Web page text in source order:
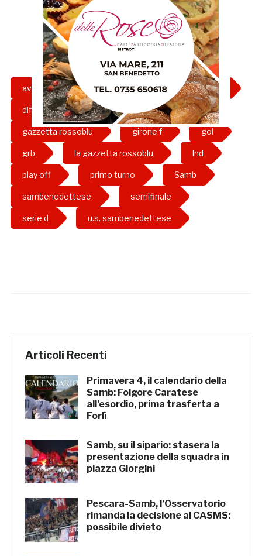
avezzano avezzano-samb calcio
difensore federico chiatante
gazzetta rossoblu girone f gol
grb la gazzetta rossoblu lnd
play off primo turno Samb
sambenedettese semifinale
serie d u.s. sambenedettese
Articoli Recenti
Primavera 4, il calendario della
Samb: Folgore Caratese
all’esordio, prima trasferta a
Forlì
Samb, su il sipario: stasera la
presentazione della squadra in
piazza Giorgini
Pescara-Samb, l’Osservatorio
rimanda la decisione al CASMS:
possibile divieto